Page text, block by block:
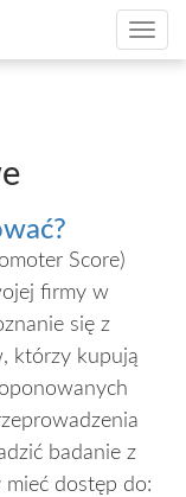
Score)
firmy w
się z
którzy kupują
badanie z
mieć dostęp do: